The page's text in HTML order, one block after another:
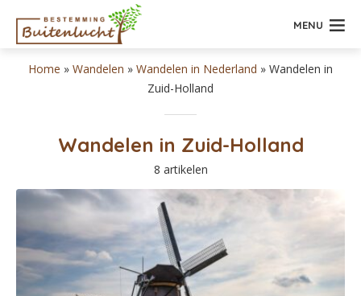
MENU
Home » Wandelen » Wandelen in Nederland » Wandelen in
Zuid-Holland
Wandelen in Zuid-Holland
8 artikelen